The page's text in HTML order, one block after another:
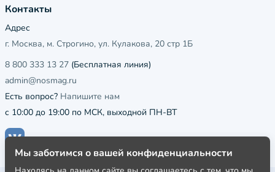
Контакты
Адрес
г. Москва, м. Строгино, ул. Кулакова, 20 стр 1Б
8 800 333 13 27 (Бесплатная линия)
admin@nosmag.ru
Есть вопрос? Напишите нам
с 10:00 до 19:00 по МСК, выходной ПН-ВТ
Мы заботимся о вашей конфиденциальности